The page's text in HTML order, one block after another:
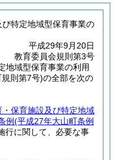
特定地域型保育事業の
平成29年9月20日
教育委員会規則第3号
地域型保育事業の利用
則第7号)の全部を次の
保育施設及び特定地域
例(平成27年大山町条例
行に関して、必要な事